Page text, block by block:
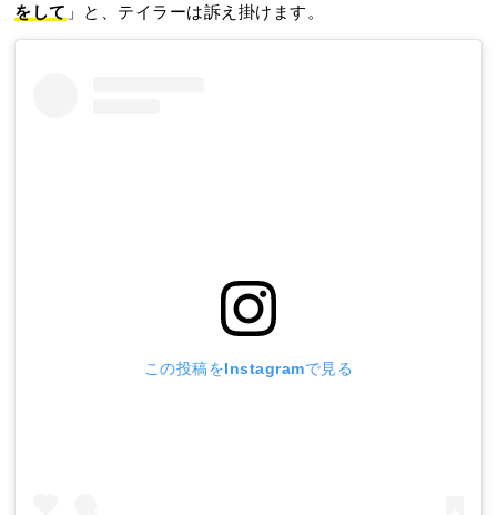
をして 」と、テイラーは訴え掛けます。
この投稿をInstagramで見る